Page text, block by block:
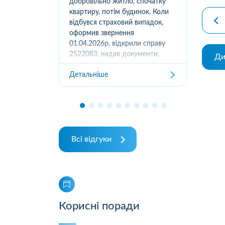
квартиру, потім будинок. Коли
відбувся страховий випадок,
оформив звернення
01.04.2026р, відкрили справу
2522083, надав документи,
отримав підтвердження
отримання, взяли в роботу. 2
місяці жодного повідомлення
Детальніше
та
Всі відгуки
Корисні поради